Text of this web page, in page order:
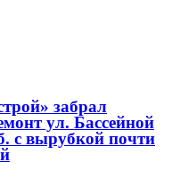
забрал
ул. Бассейной
с вырубкой почти